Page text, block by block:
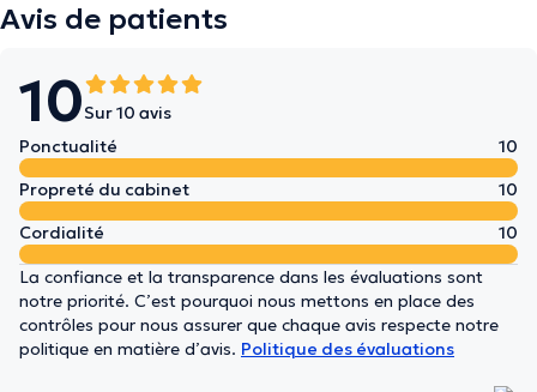
Avis de patients
10Sur 10 avis
Ponctualité
10
Propreté du cabinet
10
Cordialité
10
La confiance et la transparence dans les évaluations sont
notre priorité. C’est pourquoi nous mettons en place des
contrôles pour nous assurer que chaque avis respecte notre
politique en matière d’avis. Politique des évaluations